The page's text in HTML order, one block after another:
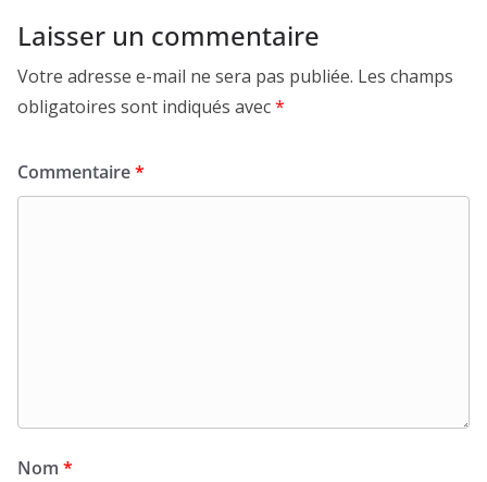
Laisser un commentaire
Votre adresse e-mail ne sera pas publiée. Les champs
obligatoires sont indiqués avec*
Commentaire*
Nom *